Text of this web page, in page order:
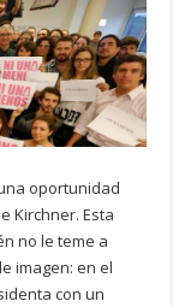
oportunidad
Kirchner. Esta
no le teme a
imagen: en el
con un